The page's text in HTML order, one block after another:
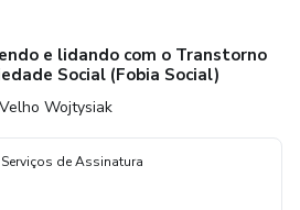
e lidando com o Transtorno
Social (Fobia Social)
Wojtysiak
de Assinatura